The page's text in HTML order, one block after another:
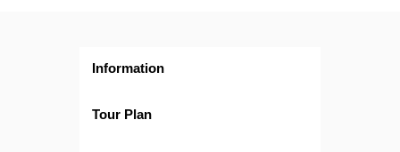
Information
Tour Plan